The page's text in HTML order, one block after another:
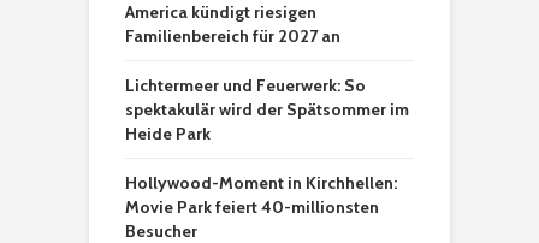
America kündigt riesigen
Familienbereich für 2027 an
Lichtermeer und Feuerwerk: So
spektakulär wird der Spätsommer im
Heide Park
Hollywood-Moment in Kirchhellen:
Movie Park feiert 40-millionsten
Besucher